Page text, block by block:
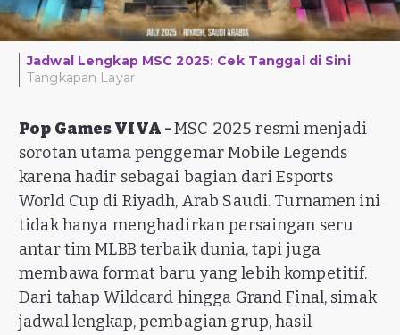
Jadwal Lengkap MSC 2025: Cek Tanggal di Sini
Tangkapan Layar
Pop Games VIVA -MSC 2025 resmi menjadi
sorotan utama penggemar Mobile Legends
karena hadir sebagai bagian dari Esports
World Cup di Riyadh, Arab Saudi. Turnamen ini
tidak hanya menghadirkan persaingan seru
antar tim MLBB terbaik dunia, tapi juga
membawa format baru yang lebih kompetitif.
Dari tahap Wildcard hingga Grand Final, simak
jadwal lengkap, pembagian grup, hasil